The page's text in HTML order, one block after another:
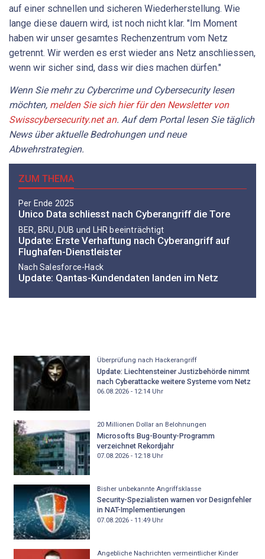
auf einer schnellen und sicheren Wiederherstellung. Wie
lange diese dauern wird, ist noch nicht klar. "Im Moment
haben wir unser gesamtes Rechenzentrum vom Netz
getrennt. Wir werden es erst wieder ans Netz anschliessen,
wenn wir sicher sind, dass wir dies machen dürfen."
Wenn Sie mehr zu Cybercrime und Cybersecurity lesen
möchten, melden Sie sich hier für den Newsletter von
Swisscybersecurity.net an. Auf dem Portal lesen Sie täglich
News über aktuelle Bedrohungen und neue
Abwehrstrategien.
ZUM THEMA
Per Ende 2025
Unico Data schliesst nach Cyberangriff die Tore
BER, BRU, DUB und LHR beeinträchtigt
Update: Erste Verhaftung nach Cyberangriff auf
Flughafen-Dienstleister
Nach Salesforce-Hack
Update: Qantas-Kundendaten landen im Netz
Überprüfung nach Hackerangriff
Update: Liechtensteiner Justizbehörde nimmt
nach Cyberattacke weitere Systeme vom Netz
06.08.2026 - 12:14Uhr
20 Millionen Dollar an Belohnungen
Microsofts Bug-Bounty-Programm
verzeichnet Rekordjahr
07.08.2026 - 12:18Uhr
Bisher unbekannte Angriffsklasse
Security-Spezialisten warnen vor Designfehler
in NAT-Implementierungen
07.08.2026 - 11:49Uhr
Angebliche Nachrichten vermeintlicher Kinder